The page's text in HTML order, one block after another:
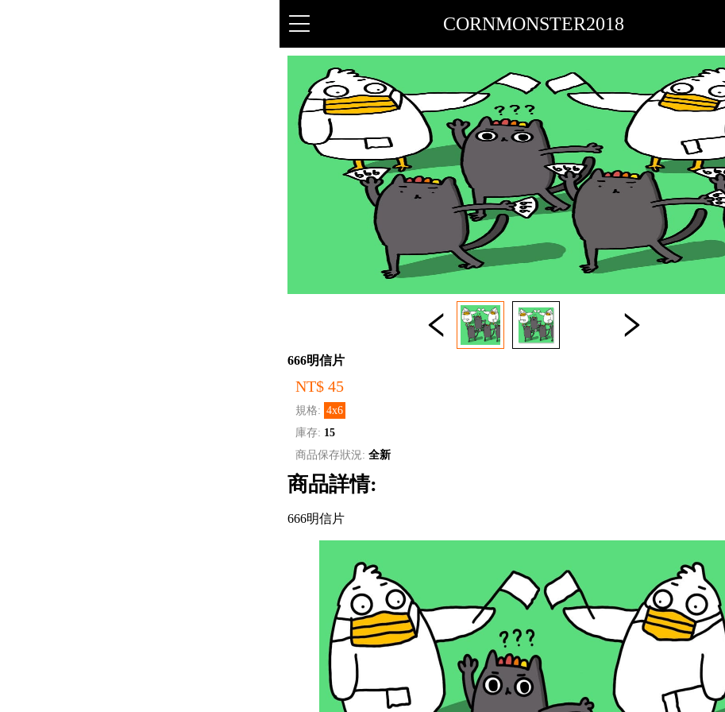
CORNMONSTER2018
666明信片
NT$ 45
規格: 4x6
庫存: 15
商品保存狀況: 全新
商品詳情:
666明信片